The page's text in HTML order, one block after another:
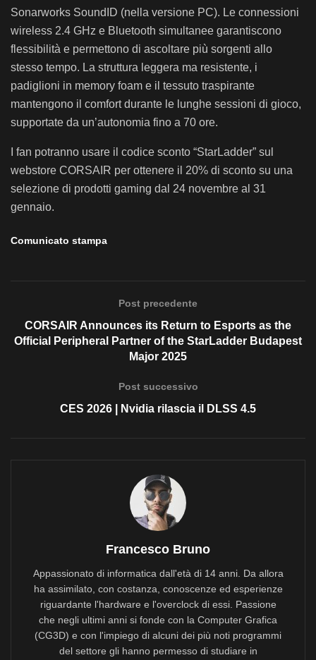
Sonarworks SoundID (nella versione PC). Le connessioni
wireless 2.4 GHz e Bluetooth simultanee garantiscono
flessibilità e permettono di ascoltare più sorgenti allo
stesso tempo. La struttura leggera ma resistente, i
padiglioni in memory foam e il tessuto traspirante
mantengono il comfort durante le lunghe sessioni di gioco,
supportate da un’autonomia fino a 70 ore.
I fan potranno usare il codice sconto “StarLadder” sul
webstore CORSAIR per ottenere il 20% di sconto su una
selezione di prodotti gaming dal 24 novembre al 31
gennaio.
Comunicato stampa
Post precedente
CORSAIR Announces its Return to Esports as the
Official Peripheral Partner of the StarLadder Budapest
Major 2025
Post successivo
CES 2026 | Nvidia rilascia il DLSS 4.5
Francesco Bruno
Appassionato di informatica dall'età di 14 anni. Da allora
ha assimilato, con costanza, conoscenze ed esperienze
riguardante l'hardware e l'overclock di essi. Passione
che negli ultimi anni si fonde con la Computer Grafica
(CG3D) e con l'impiego di alcuni dei più noti programmi
del settore gli hanno permesso di studiare in